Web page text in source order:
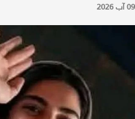
09 آب 2026